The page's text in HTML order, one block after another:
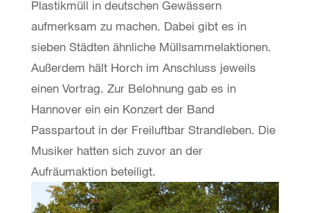
Plastikmüll in deutschen Gewässern
aufmerksam zu machen. Dabei gibt es in
sieben Städten ähnliche Müllsammelaktionen.
Außerdem hält Horch im Anschluss jeweils
einen Vortrag. Zur Belohnung gab es in
Hannover ein ein Konzert der Band
Passpartout in der Freiluftbar Strandleben. Die
Musiker hatten sich zuvor an der
Aufräumaktion beteiligt.